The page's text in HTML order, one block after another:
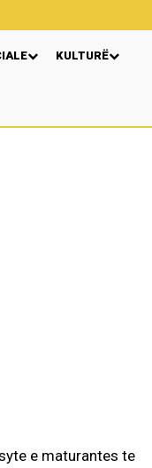
KULTURË
e maturantes te